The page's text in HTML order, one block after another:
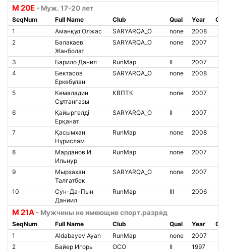
М 20Е - Муж. 17-20 лет
SeqNum Full Name Club Qual Year
1
Аманқұл Олжас SARYARQA_O none
2008
2
Балакаев
Жанболат
SARYARQA_O none 2007
3 Барило Данил RunMap II
2007
4
Бектасов
Еркебұлан
SARYARQA_O none 2008
5
Кемаладин
Сұлтанғазы
КВПТК none 2007
6
Қайыргелді
Ерқанат
SARYARQA_O II 2007
7
Қасымхан
Нұрислам
RunMap none 2008
8
Марданов И
Ильнур
RunMap none 2007
9
Мырзахан
Талғатбек
SARYARQA_O none 2007
10
Сун-Да-Пын
Даниил
RunMap III 2006
М 21А - Мужчины не имеющие спорт.разряд
SeqNum Full Name Club Qual Year
1
Aldabayev Ayan RunMap none
2007
2
Байер Игорь
ОСО
II 1997